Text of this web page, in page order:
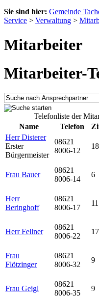
Sie sind hier: Gemeinde
Service > Verwaltung >
Mitarbeiter
Mitarbeiter-
Telefonliste der
Name
Telefon
Herr Disterer
Erster
Bürgermeister
08621
8006-12
18
Frau Bauer
08621
8006-14
6
Herr
Beringhoff
08621
8006-17
11
Herr Fellner
08621
8006-22
17
Frau
Flötzinger
08621
8006-32
9
Frau Geigl
08621
8006-35
9